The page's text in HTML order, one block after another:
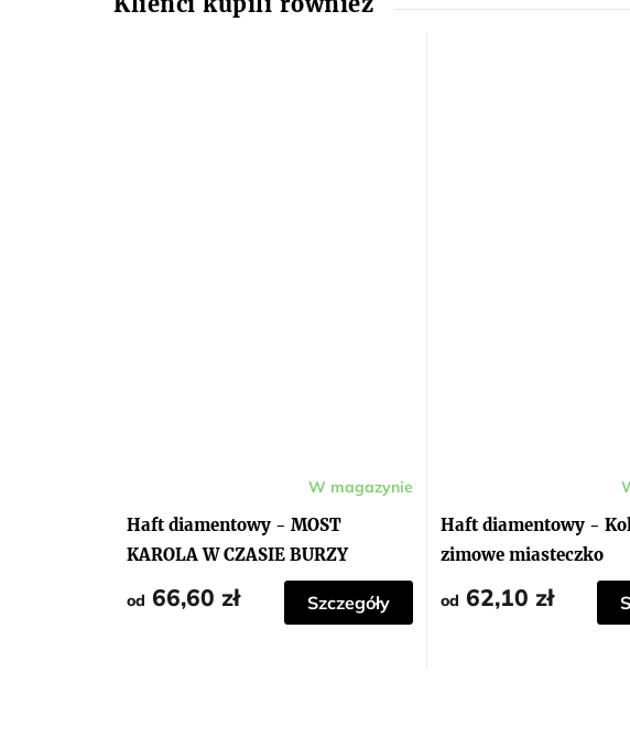
Haft diamentowy - MOST
KAROLA W CZASIE BURZY
W magazynie
od 66,60 zł Szczegóły
Haft diamentowy -
zimowe miasteczko
od 62,10 zł